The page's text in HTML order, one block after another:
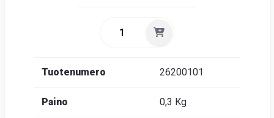
Tuotenumero 26200101
Paino 0,3 Kg